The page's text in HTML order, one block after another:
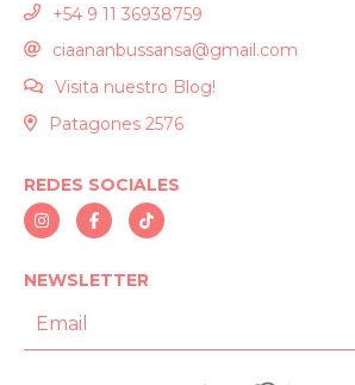
+54 9 11 36938759
ciaananbussansa@gmail.com
Visita nuestro Blog!
Patagones 2576
REDES SOCIALES
NEWSLETTER